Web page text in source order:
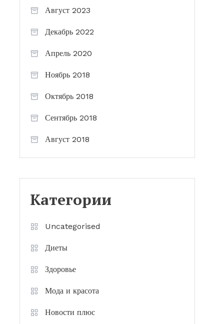
Август 2023
Декабрь 2022
Апрель 2020
Ноябрь 2018
Октябрь 2018
Сентябрь 2018
Август 2018
Категории
Uncategorised
Диеты
Здоровье
Мода и красота
Новости плюс